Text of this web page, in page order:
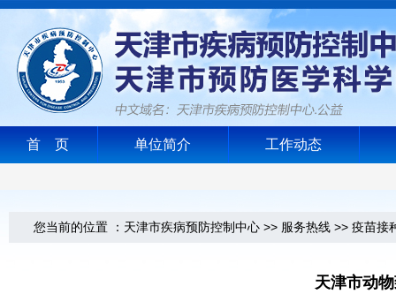
首 页 单位简介 工作动态
您当前的位置 ： 天津市疾病预防控制中心 >> 服务热线 >> 疫苗接
天津市动